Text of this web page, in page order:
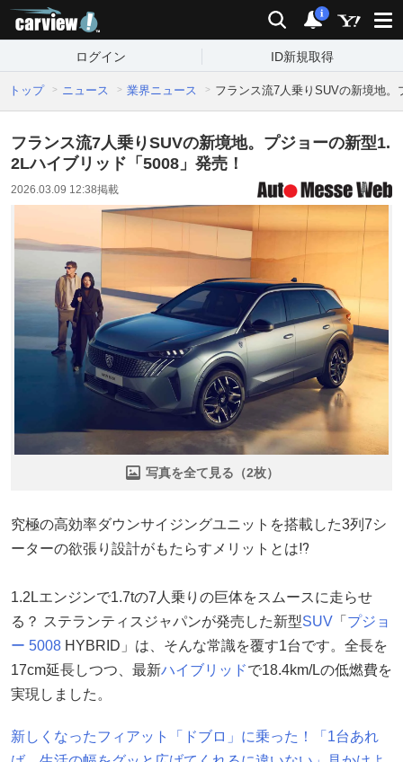
検索 通知
i
ログイン ID新規取得
トップ ニュース 業界ニュース フランス流7人乗りSUVの新境地
フランス流7人乗りSUVの新境地。プジョーの新型1.
2Lハイブリッド「5008」発売！
2026.03.09 12:38掲載
写真を全て見る（2枚）
究極の高効率ダウンサイジングユニットを搭載した3列7シ
ーターの欲張り設計がもたらすメリットとは⁉︎
1.2Lエンジンで1.7tの7人乗りの巨体をスムースに走らせ
る？ ステランティスジャパンが発売した新型SUV 「 プジョ
ー 5008 HYBRID」は、そんな常識を覆す1台です。全長を
17cm延長しつつ、最新ハイブリッドで18.4km/Lの低燃費を
実現しました。
新しくなったフィアット「ドブロ」に乗った！「1台あれ